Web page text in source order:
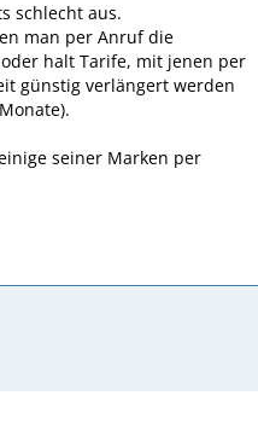
schlecht aus.
man per Anruf die
halt Tarife, mit jenen per
günstig verlängert werden
seiner Marken per